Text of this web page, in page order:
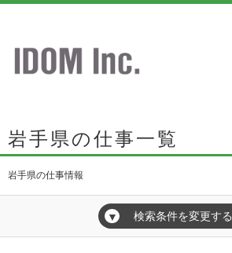
岩手県の仕事一覧
岩手県の仕事情報
▼ 検索条件を変更する